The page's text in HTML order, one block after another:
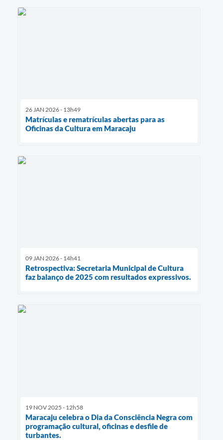
26 JAN 2026 - 13h49
Matrículas e rematrículas abertas para as
Oficinas da Cultura em Maracaju
09 JAN 2026 - 14h41
Retrospectiva: Secretaria Municipal de Cultura
faz balanço de 2025 com resultados expressivos.
19 NOV 2025 - 12h58
Maracaju celebra o Dia da Consciência Negra com
programação cultural, oficinas e desfile de
turbantes.